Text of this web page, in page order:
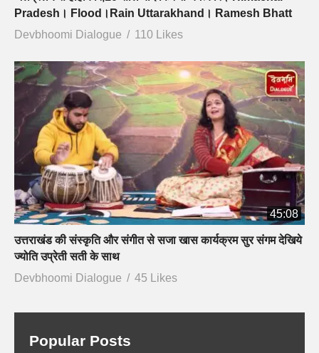
Pradesh। Flood।Rain Uttarakhand। Ramesh Bhatt
Devbhoomi Dialogue
110 Likes
45:08
उत्तराखंड की संस्कृति और संगीत से सजा खास कार्यक्रम सुर संगम देखिये
ज्योति उप्रेती सती के साथ
Devbhoomi Dialogue
45 Likes
Popular Posts